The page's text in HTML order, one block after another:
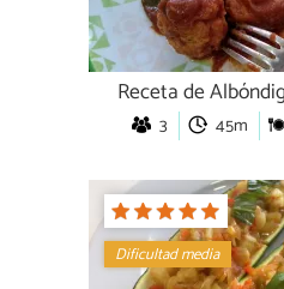
Receta de
3 45m
Dificultad media